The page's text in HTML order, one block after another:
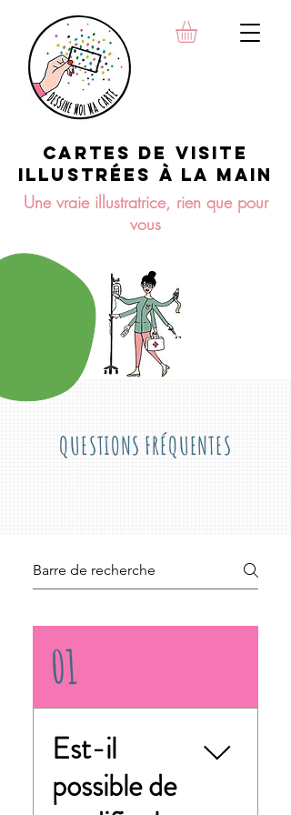
INFIRMIERE, SAGE-FEMME,
OSTÉOPATHE,
KINÉSITHÉRAPEUTE, NATUROPA
THE, DIÉTÉTICIENNE,...
Cartes de visite
illustrées à la maiN
Une vraie illustratrice, rien que pour
vous
QUESTIONS FRÉQUENTES
01
Est-il
possible de